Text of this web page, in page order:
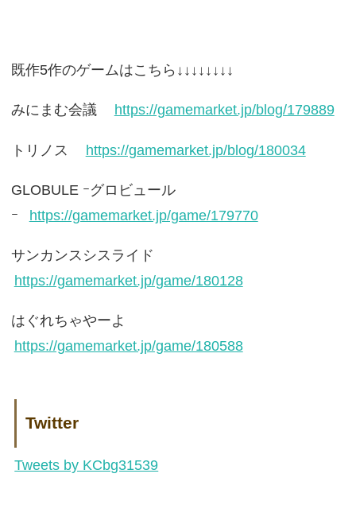
既作5作のゲームはこちら↓↓↓↓↓↓↓↓
みにまむ会議 https://gamemarket.jp/blog/179889
トリノス https://gamemarket.jp/blog/180034
GLOBULE ｰグロビュール
ｰ
https://gamemarket.jp/game/179770
サンカンスシスライド
https://gamemarket.jp/game/180128
はぐれちゃやーよ
https://gamemarket.jp/game/180588
Twitter
Tweets by KCbg31539